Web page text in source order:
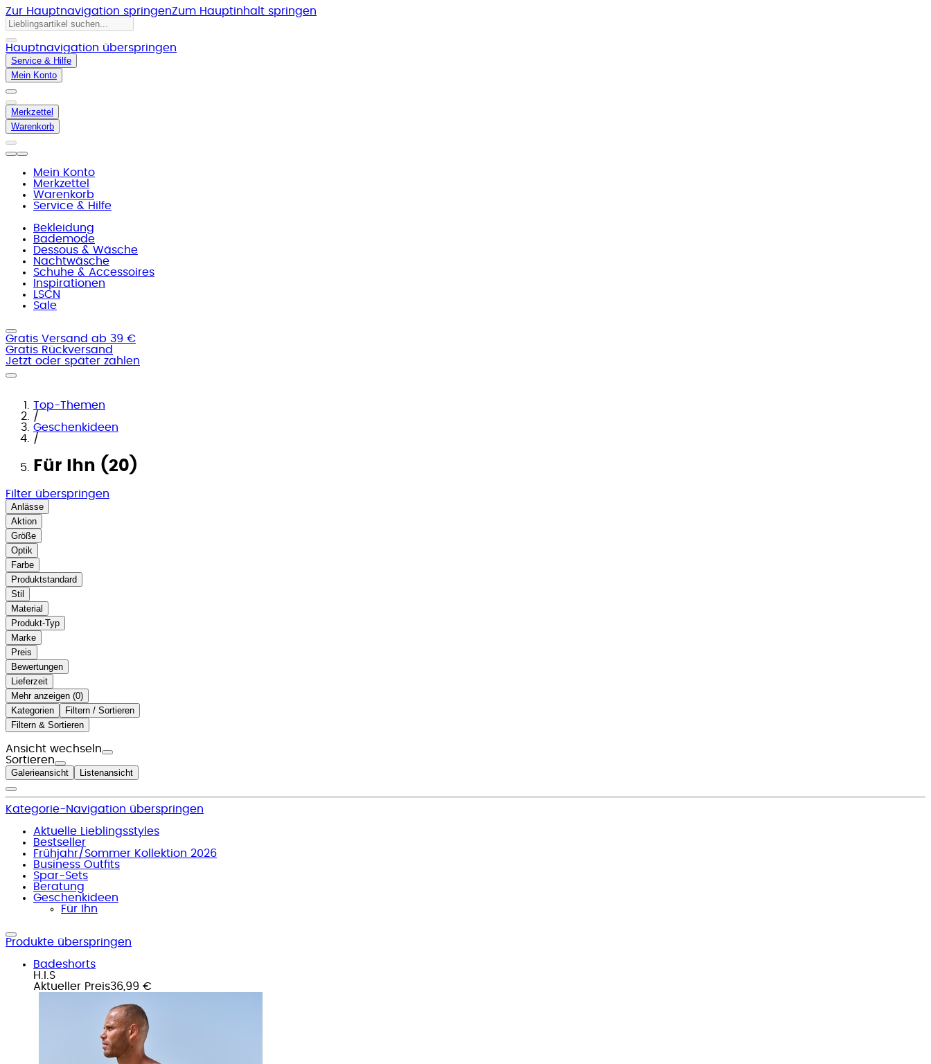
Zur Hauptnavigation springenZum Hauptinhalt springen
Hauptnavigation überspringen
Service & Hilfe
Mein Konto
Merkzettel
Warenkorb
Mein Konto
Merkzettel
Warenkorb
Service & Hilfe
Bekleidung
Bademode
Dessous & Wäsche
Nachtwäsche
Schuhe & Accessoires
Inspirationen
LSCN
Sale
Gratis Versand ab 39 €
Gratis Rückversand
Jetzt oder später zahlen
Top-Themen
/
Geschenkideen
/
Für Ihn (20)
Filter überspringen
Anlässe
Aktion
Größe
Optik
Farbe
Produktstandard
Stil
Material
Produkt-Typ
Marke
Preis
Bewertungen
Lieferzeit
Mehr anzeigen ( )
Kategorien
Filtern / Sortieren
Filtern & Sortieren
Ansicht wechseln
Sortieren
Galerieansicht Listenansicht
Kategorie-Navigation überspringen
Aktuelle Lieblingsstyles
Bestseller
Frühjahr/Sommer Kollektion 2026
Business Outfits
Spar-Sets
Beratung
Geschenkideen
Für Ihn
Produkte überspringen
Badeshorts
H.I.S
Aktueller Preis36,99 €